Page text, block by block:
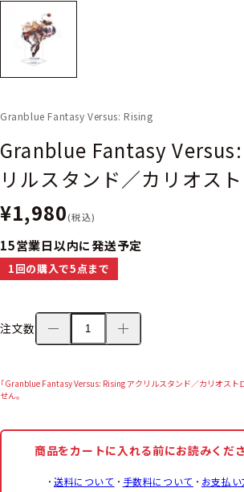
Granblue Fantasy Versus: Rising
Granblue Fantasy
リルスタンド／カリオス
¥1,980(税込)
15営業日以内に発送予定
1回の購入で5点まで
注文数
「Granblue Fantasy Versus: Rising アクリルスタンド／カリオスト
せん。
商品をカートに入れる前にお読みくださ
送料について 手数料について
お支払